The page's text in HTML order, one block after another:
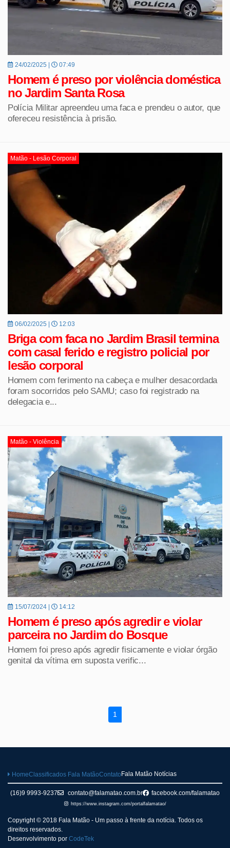
24/02/2025 | 07:49
Homem é preso por violência doméstica
no Jardim Santa Rosa
Polícia Militar apreendeu uma faca e prendeu o autor, que
ofereceu resistência à prisão.
Matão - Lesão Corporal
06/02/2025 | 12:03
Briga com faca no Jardim Brasil termina
com casal ferido e registro policial por
lesão corporal
Homem com ferimento na cabeça e mulher desacordada
foram socorridos pelo SAMU; caso foi registrado na
delegacia e...
Matão - Violência
15/07/2024 | 14:12
Homem é preso após agredir e violar
parceira no Jardim do Bosque
Homem foi preso após agredir fisicamente e violar órgão
genital da vítima em suposta verific...
1
HomeClassificados Fala MatãoContato Fala Matão Notícias
(16)9 9993-9237 contato@falamatao.com.br facebook.com/falamatao
https://www.instagram.com/portalfalamatao/
Copyright © 2018 Fala Matão - Um passo à frente da notícia. Todos os
direitos reservados.
Desenvolvimento por CodeTek